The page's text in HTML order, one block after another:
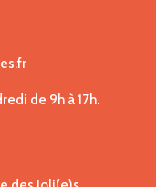
de 9h à 17h.